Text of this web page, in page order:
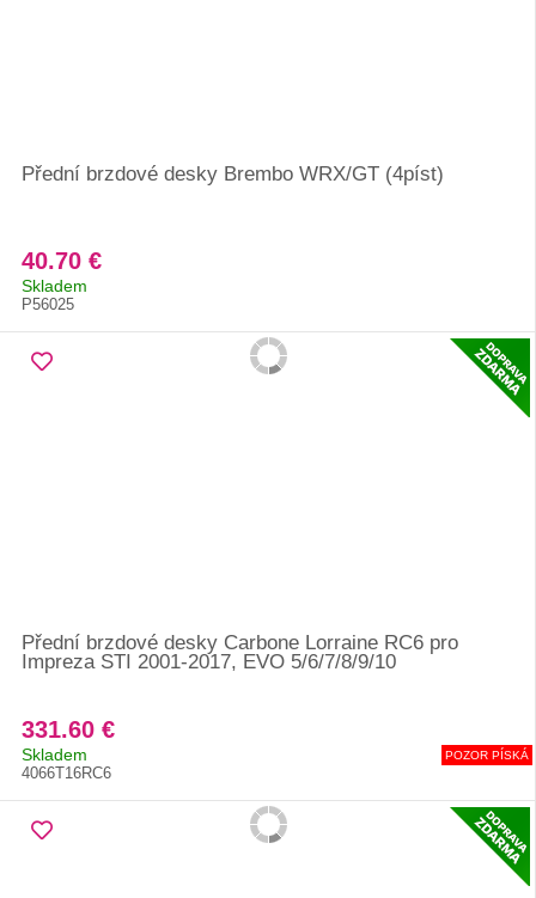
Přední brzdové desky Brembo WRX/GT (4píst)
40.70 €
Skladem
P56025
Přední brzdové desky Carbone Lorraine RC6 pro
Impreza STI 2001-2017, EVO 5/6/7/8/9/10
331.60 €
Skladem
4066T16RC6
POZOR PÍSKÁ